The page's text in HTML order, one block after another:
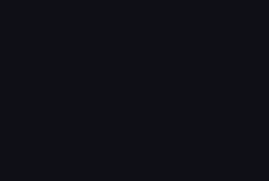
ім’я, марка авто, фраза "Поверніть за